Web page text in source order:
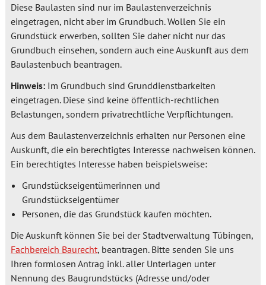
Diese Baulasten sind nur im Baulastenverzeichnis
eingetragen, nicht aber im Grundbuch. Wollen Sie ein
Grundstück erwerben, sollten Sie daher nicht nur das
Grundbuch einsehen, sondern auch eine Auskunft aus dem
Baulastenbuch beantragen.
Hinweis:Im Grundbuch sind Grunddienstbarkeiten
eingetragen. Diese sind keine öffentlich-rechtlichen
Belastungen, sondern privatrechtliche Verpflichtungen.
Aus dem Baulastenverzeichnis erhalten nur Personen eine
Auskunft, die ein berechtigtes Interesse nachweisen können.
Ein berechtigtes Interesse haben beispielsweise:
Grundstückseigentümerinnen und
Grundstückseigentümer
Personen, die das Grundstück kaufen möchten.
Die Auskunft können Sie bei der Stadtverwaltung Tübingen,
Fachbereich Baurecht, beantragen. Bitte senden Sie uns
Ihren formlosen Antrag inkl. aller Unterlagen unter
Nennung des Baugrundstücks (Adresse und/oder